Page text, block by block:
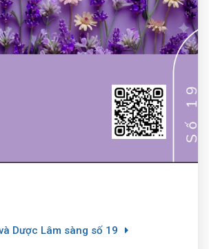
Dược Lâm sàng số 19